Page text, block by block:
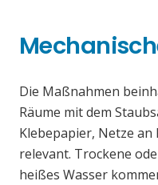
Die Maßnahmen
Räume mit dem
Klebepapier, Netze
relevant. Trockene
heißes Wasser